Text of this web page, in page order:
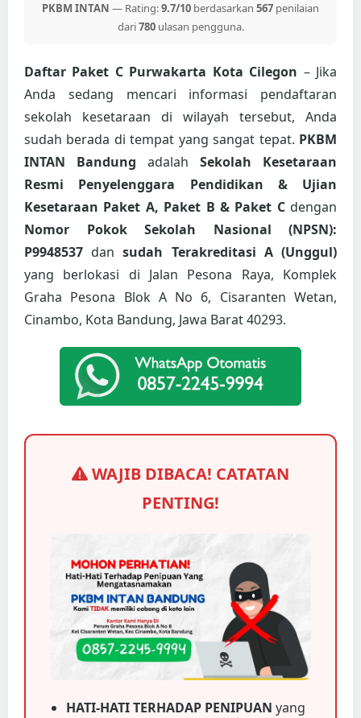
PKBM INTAN — Rating:9.7/10 berdasarkan 567 penilaian
dari780ulasan pengguna.
Daftar Paket C Purwakarta Kota Cilegon – Jika
Anda sedang mencari informasi pendaftaran
sekolah kesetaraan di wilayah tersebut, Anda
sudah berada di tempat yang sangat tepat. PKBM
INTAN Bandung adalah Sekolah Kesetaraan
Resmi Penyelenggara Pendidikan & Ujian
Kesetaraan Paket A, Paket B & Paket Cdengan
Nomor Pokok Sekolah Nasional (NPSN):
P9948537 dansudah Terakreditasi A (Unggul)
yang berlokasi di Jalan Pesona Raya, Komplek
Graha Pesona Blok A No 6, Cisaranten Wetan,
Cinambo, Kota Bandung, Jawa Barat 40293.
WAJIB DIBACA! CATATAN
PENTING!
HATI-HATI TERHADAP PENIPUAN yang